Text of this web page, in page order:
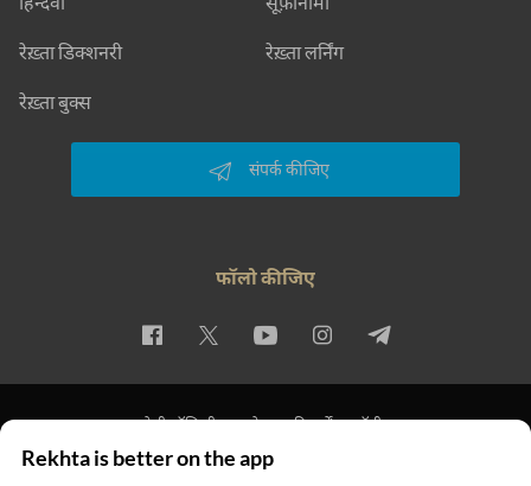
रेख़्ता डिक्शनरी रेख़्ता लर्निंग
रेख़्ता बुक्स
संपर्क कीजिए
फॉलो कीजिए
प्राइवेसी पॉलिसी इस्तेमाल की शर्तें कॉपीराइट
© 2026 Rekhta™ Foundation. All rights reserved.
Rekhta is better on the app